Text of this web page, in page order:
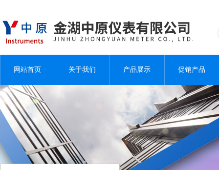
网站首页 关于我们 产品展示 促销产品